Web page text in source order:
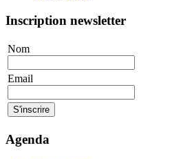
Inscription newsletter
Nom
Email
Agenda